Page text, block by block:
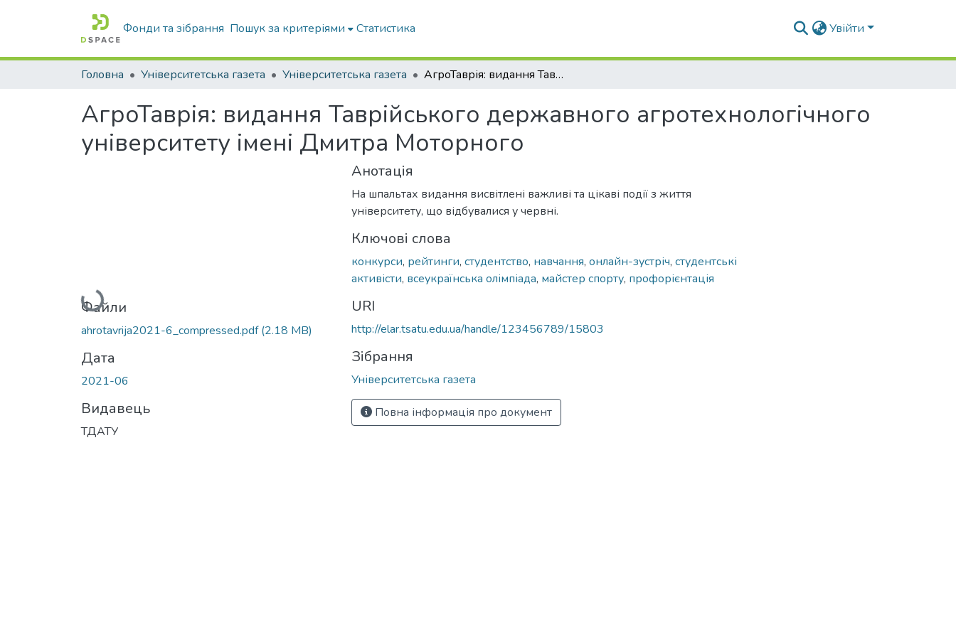
Фонди та зібрання Пошук за критеріями Статистика Увійти
Головна Університетська газета Університетська газета АгроТаврія: видання Таврійського державного агротехнологічного університету імені Дмитра Моторного
АгроТаврія: видання Таврійського державного агротехнологічного
університету імені Дмитра Моторного
Вантажиться...
Файли
ahrotavrija2021-6_compressed.pdf(2.18 MB)
Дата
2021-06
Видавець
ТДАТУ
Анотація
На шпальтах видання висвітлені важливі та цікаві події з життя
університету, що відбувалися у червні.
Ключові слова
конкурси, рейтинги, студентство, навчання, онлайн-зустріч, студентські
активісти, всеукраїнська олімпіада, майстер спорту, профорієнтація
URI
http://elar.tsatu.edu.ua/handle/123456789/15803
Зібрання
Університетська газета
Повна інформація про документ